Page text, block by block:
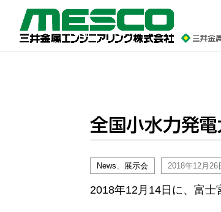
全国小水力発
News、 展示会 2018年12月26
2018年12月14日に、富